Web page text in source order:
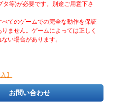
タ等)が必要です。別途ご用意下さ
てのゲームでの完全な動作を保証
ません。ゲームによっては正しく
い場合があります。
】
お問い合わせ